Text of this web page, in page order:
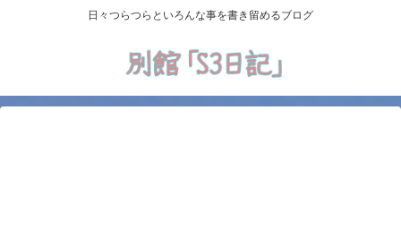
日々つらつらといろんな事を書き留めるブログ